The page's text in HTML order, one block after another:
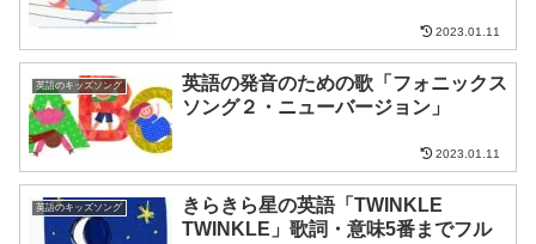
2023.01.11
英語のキッズソング
英語の発音のための歌「フォニックス
ソング２・ニューバージョン」
2023.01.11
英語のキッズソング
きらきら星の英語「TWINKLE
TWINKLE」歌詞・意味5番までフル